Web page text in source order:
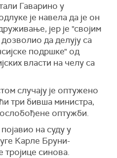
Гаварино у
је навела да је он
јер је "својим
да делују са
подршке" од
власти на челу са
случају је оптужено
три бивша министра,
оптужби.
на суду у
Карле Бруни-
синова.